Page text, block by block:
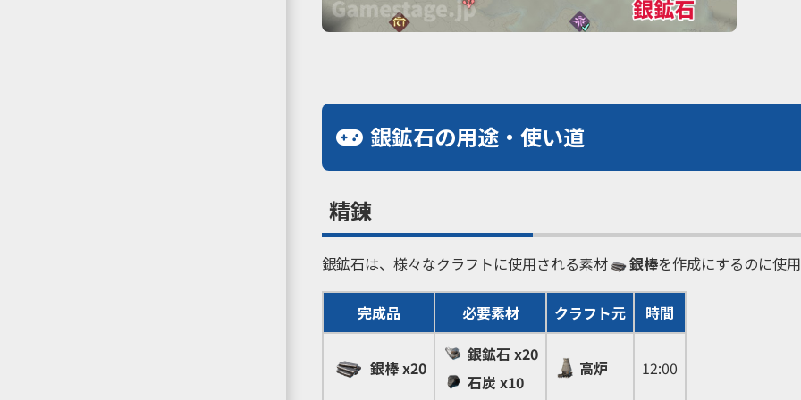
銀鉱石の用途・使い道
精錬
銀鉱石は、様々なクラフトに使用される素材 銀棒を作成にするのに使
完成品 必要素材 クラフト元 時間
銀棒x20
銀鉱石 x20
石炭 x10
高炉 12:00